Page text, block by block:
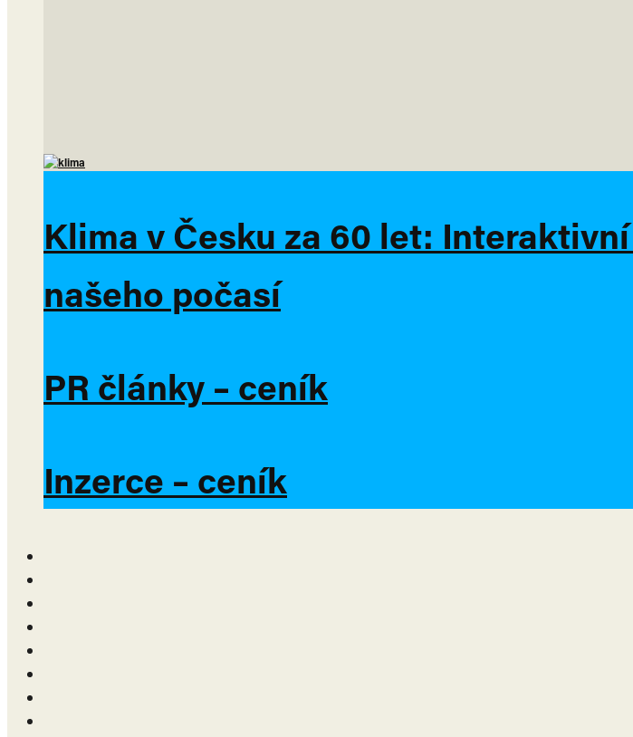
Klima v Česku za 60 let:
našeho počasí
PR články – ceník
Inzerce – ceník